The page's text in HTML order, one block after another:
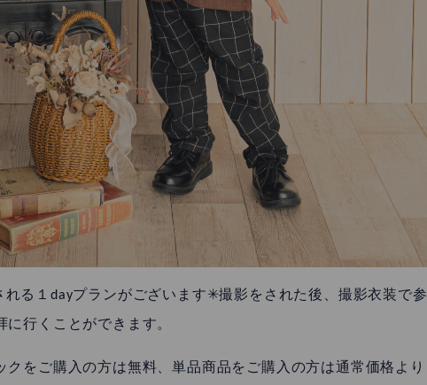
る１dayプランがございます✳︎撮影をされた後、撮影衣装で参
に行くことができます。
をご購入の方は無料、単品商品をご購入の方は通常価格より